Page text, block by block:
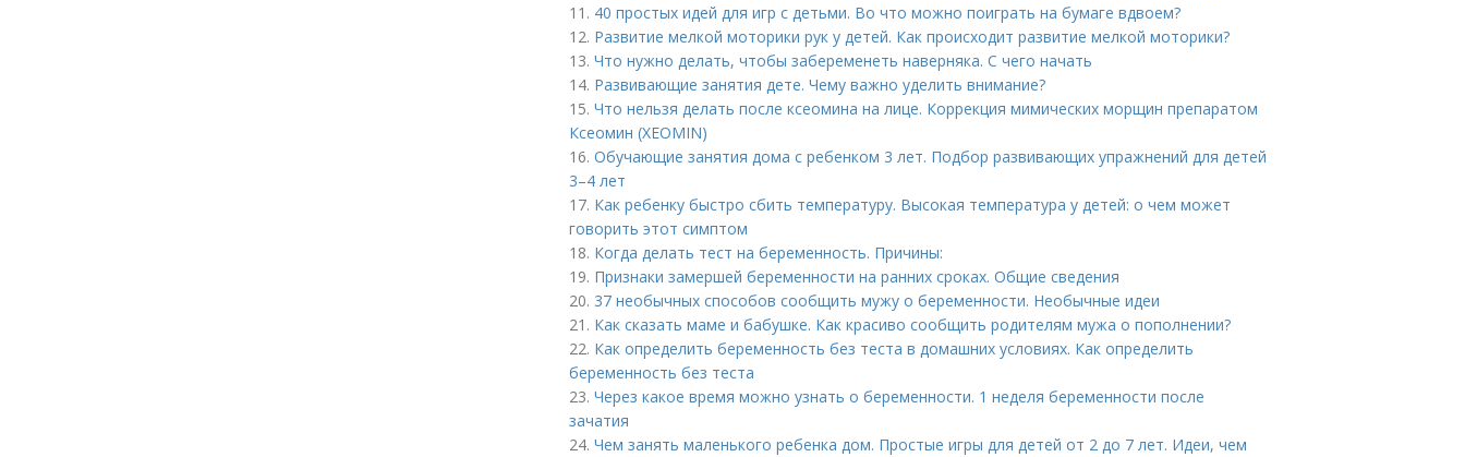
11. 40 простых идей для игр с детьми. Во что можно поиграть на бумаге вдвоем?
12. Развитие мелкой моторики рук у детей. Как происходит развитие мелкой моторики?
13. Что нужно делать, чтобы забеременеть наверняка. С чего начать
14. Развивающие занятия дете. Чему важно уделить внимание?
15. Что нельзя делать после ксеомина на лице. Коррекция мимических морщин препаратом
Ксеомин (XEOMIN)
16. Обучающие занятия дома с ребенком 3 лет. Подбор развивающих упражнений для детей
3–4 лет
17. Как ребенку быстро сбить температуру. Высокая температура у детей: о чем может
говорить этот симптом
18. Когда делать тест на беременность. Причины:
19. Признаки замершей беременности на ранних сроках. Общие сведения
20. 37 необычных способов сообщить мужу о беременности. Необычные идеи
21. Как сказать маме и бабушке. Как красиво сообщить родителям мужа о пополнении?
22. Как определить беременность без теста в домашних условиях. Как определить
беременность без теста
23. Через какое время можно узнать о беременности. 1 неделя беременности после
зачатия
24. Чем занять маленького ребенка дом. Простые игры для детей от 2 до 7 лет. Идеи, чем